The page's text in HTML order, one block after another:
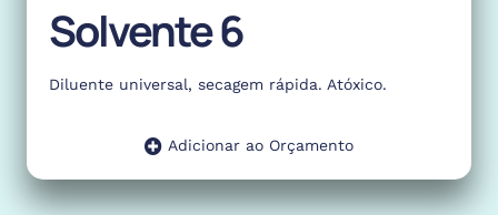
Solvente 6
Diluente universal, secagem rápida. Atóxico.
Adicionar ao Orçamento